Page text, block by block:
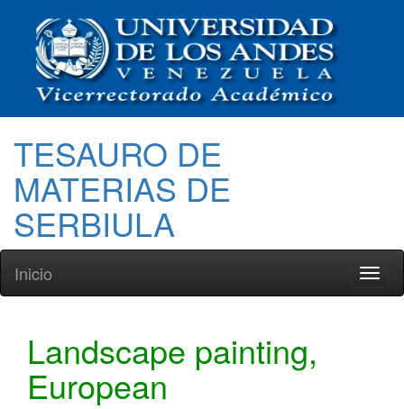
TESAURO DE
MATERIAS DE
SERBIULA
Inicio
Landscape painting,
European